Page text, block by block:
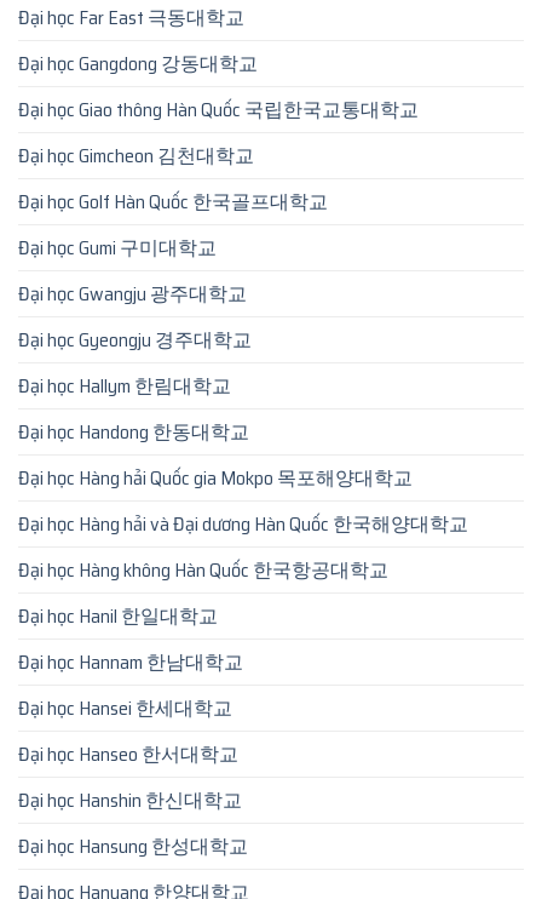
Đại học Far East 극동대학교
Đại học Gangdong 강동대학교
Đại học Giao thông Hàn Quốc 국립한국교통대학교
Đại học Gimcheon 김천대학교
Đại học Golf Hàn Quốc 한국골프대학교
Đại học Gumi 구미대학교
Đại học Gwangju 광주대학교
Đại học Gyeongju 경주대학교
Đại học Hallym 한림대학교
Đại học Handong 한동대학교
Đại học Hàng hải Quốc gia Mokpo 목포해양대학교
Đại học Hàng hải và Đại dương Hàn Quốc 한국해양대학교
Đại học Hàng không Hàn Quốc 한국항공대학교
Đại học Hanil 한일대학교
Đại học Hannam 한남대학교
Đại học Hansei 한세대학교
Đại học Hanseo 한서대학교
Đại học Hanshin 한신대학교
Đại học Hansung 한성대학교
Đại học Hanyang 한양대학교